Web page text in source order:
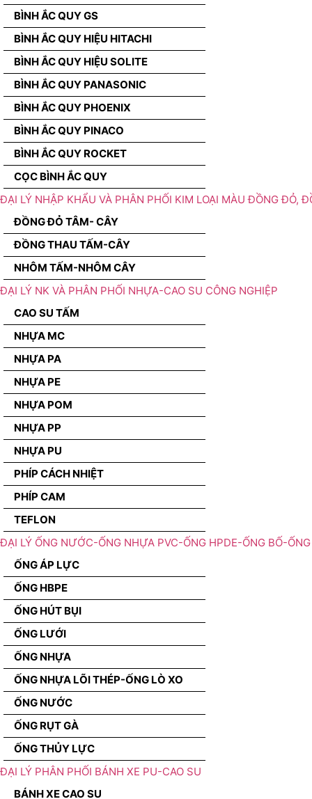
BÌNH ẮC QUY GS
BÌNH ẮC QUY HIỆU HITACHI
BÌNH ẮC QUY HIỆU SOLITE
BÌNH ẮC QUY PANASONIC
BÌNH ẮC QUY PHOENIX
BÌNH ẮC QUY PINACO
BÌNH ẮC QUY ROCKET
CỌC BÌNH ẮC QUY
ĐẠI LÝ NHẬP KHẨU VÀ PHÂN PHỐI KIM LOẠI MÀU ĐỒNG ĐỎ,
ĐỒNG ĐỎ TÂM- CÂY
ĐỒNG THAU TẤM-CÂY
NHÔM TẤM-NHÔM CÂY
ĐẠI LÝ NK VÀ PHÂN PHỐI NHỰA-CAO SU CÔNG NGHIỆP
CAO SU TẤM
NHỰA MC
NHỰA PA
NHỰA PE
NHỰA POM
NHỰA PP
NHỰA PU
PHÍP CÁCH NHIỆT
PHÍP CAM
TEFLON
ĐẠI LÝ ỐNG NƯỚC-ỐNG NHỰA PVC-ỐNG HPDE-ỐNG BỐ-
ỐNG ÁP LỰC
ỐNG HBPE
ỐNG HÚT BỤI
ỐNG LƯỚI
ỐNG NHỰA
ỐNG NHỰA LÕI THÉP-ỐNG LÒ XO
ỐNG NƯỚC
ỐNG RỤT GÀ
ỐNG THỦY LỰC
ĐẠI LÝ PHÂN PHỐI BÁNH XE PU-CAO SU
BÁNH XE CAO SU